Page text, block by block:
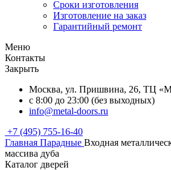
Сроки изготовления
Изготовление на заказ
Гарантийный ремонт
Меню
Контакты
Закрыть
Москва, ул. Пришвина, 26, ТЦ
с 8:00 до 23:00 (без выходных)
info@metal-doors.ru
+7 (495) 755-16-40
Главная Парадные Входная
массива дуба
Каталог дверей